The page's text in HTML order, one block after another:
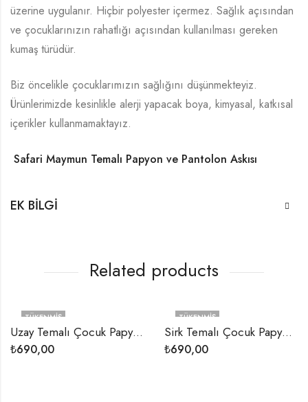
üzerine uygulanır. Hiçbir polyester içermez. Sağlık açısından
ve çocuklarınızın rahatlığı açısından kullanılması gereken
kumaş türüdür.
Biz öncelikle çocuklarımızın sağlığını düşünmekteyiz.
Ürünlerimizde kesinlikle alerji yapacak boya, kimyasal, katkısal
içerikler kullanmamaktayız.
Safari Maymun Temalı Papyon ve Pantolon Askısı
EK BILGI
Related products
TÜKENMIŞ
Uzay Temalı Çocuk Papyon ve Pantolon Askısı
₺690,00
TÜKENMIŞ
Sirk Temalı Çocuk Papyon ve Pantolon Askısı
₺690,00